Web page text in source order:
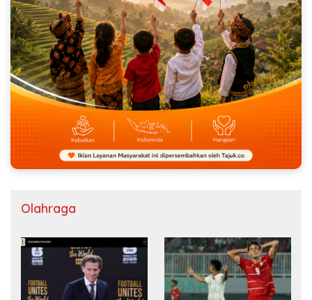
Olahraga